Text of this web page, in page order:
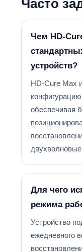
Часто
Чем HD-
устройств?
HD-Cure Max
обеспечивая
Для чего
режима
Устройство
ежедневного